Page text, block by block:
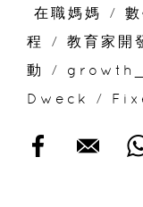
在職媽媽
/
程
/ 教育家開
動
/
Dweck
/